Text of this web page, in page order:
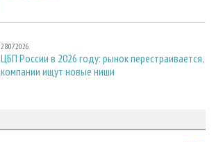
28.07.2026
ЦБП России в 2026 году: рынок перестраивается,
компании ищут новые ниши